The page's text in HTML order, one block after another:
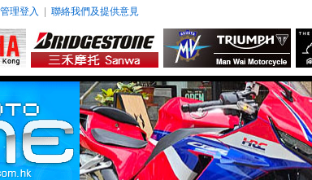
理登入 聯絡我們及提供意見